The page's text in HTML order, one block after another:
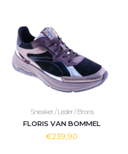
Sneaker / Leder / Brons
FLORIS VAN BOMMEL
€239,90